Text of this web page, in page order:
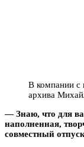
В компании с
архива
— Знаю, что для
наполненная,
совместный